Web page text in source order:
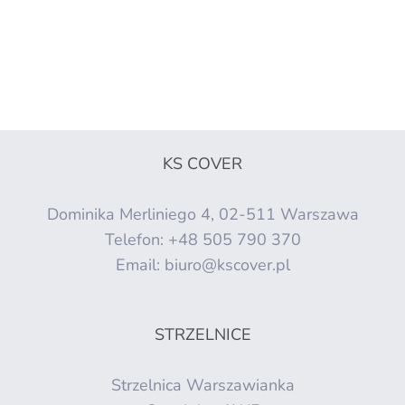
KS COVER
Dominika Merliniego 4, 02-511 Warszawa
Telefon: +48 505 790 370
Email: biuro@kscover.pl
STRZELNICE
Strzelnica Warszawianka